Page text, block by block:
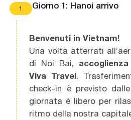
1 Giorno 1: Hanoi arrivo
Benvenuti in Vietnam!
Una volta atterrati
di Noi Bai,
Viva Travel.
check-in è previsto
giornata è libero per
ritmo della nostra